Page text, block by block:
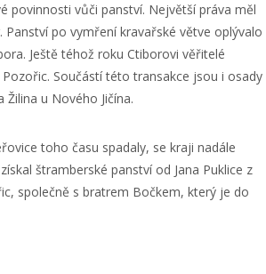
povinnosti vůči panství. Největší práva měl
po vymření kravařské větve oplývalo
Ještě téhož roku Ctiborovi věřitelé
Součástí této transakce jsou i osady
u Nového Jičína.
toho času spadaly, se kraji nadále
štramberské panství od Jana Puklice z
společně s bratrem Bočkem, který je do